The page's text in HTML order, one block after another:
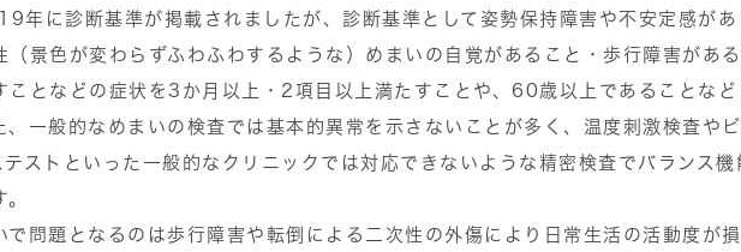
年に診断基準が掲載されましたが、診断基準として姿勢保持障害や不安定感があ
（景色が変わらずふわふわするような）めまいの自覚があること・歩行障害がある
ことなどの症状を3か月以上・2項目以上満たすことや、60歳以上であることなど
、一般的なめまいの検査では基本的異常を示さないことが多く、温度刺激検査やビ
テストといった一般的なクリニックでは対応できないような精密検査でバランス機
で問題となるのは歩行障害や転倒による二次性の外傷により日常生活の活動度が損